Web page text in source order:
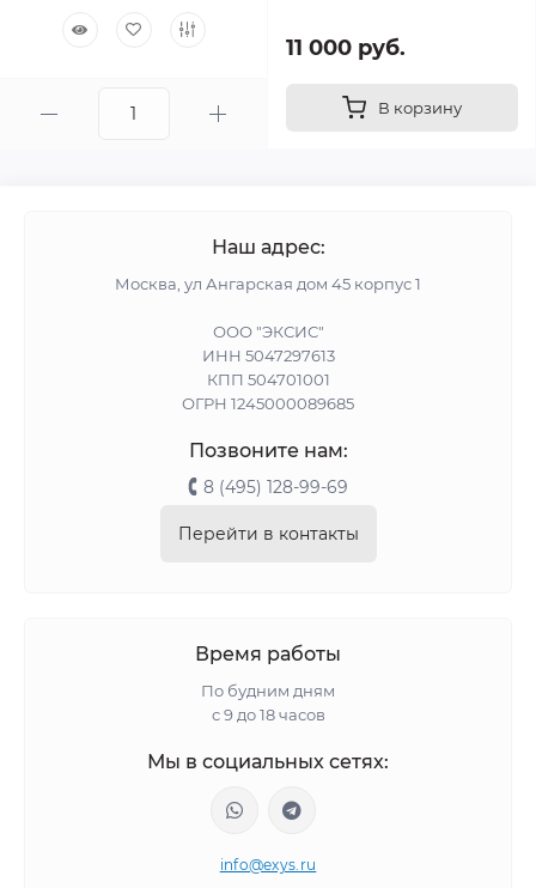
11 000 руб.
В корзину
Наш адрес:
Москва, ул Ангарская дом 45 корпус 1
ООО "ЭКСИС"
ИНН 5047297613
КПП 504701001
ОГРН 1245000089685
Позвоните нам:
8 (495) 128-99-69
Перейти в контакты
Время работы
По будним дням
с 9 до 18 часов
Мы в социальных сетях:
info@exys.ru